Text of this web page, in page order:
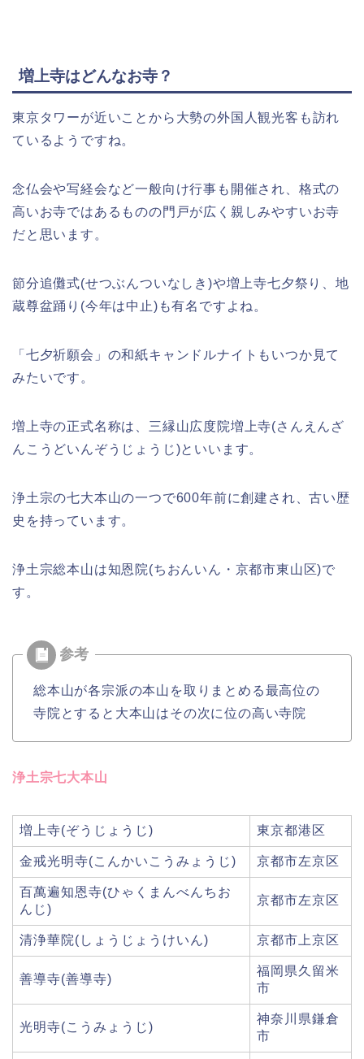
増上寺はどんなお寺？
東京タワーが近いことから大勢の外国人観光客も訪れ
ているようですね。
念仏会や写経会など一般向け行事も開催され、格式の
高いお寺ではあるものの門戸が広く親しみやすいお寺
だと思います。
節分追儺式(せつぶんついなしき)や増上寺七夕祭り、地
蔵尊盆踊り(今年は中止)も有名ですよね。
「七夕祈願会」の和紙キャンドルナイトもいつか見て
みたいです。
増上寺の正式名称は、三縁山広度院増上寺(さんえんざ
んこうどいんぞうじょうじ)といいます。
浄土宗の七大本山の一つで600年前に創建され、古い歴
史を持っています。
浄土宗総本山は知恩院(ちおんいん・京都市東山区)で
す。
総本山が各宗派の本山を取りまとめる最高位の
寺院とすると大本山はその次に位の高い寺院
浄土宗七大本山
増上寺(ぞうじょうじ) 東京都港区
金戒光明寺(こんかいこうみょうじ) 京都市左京区
百萬遍知恩寺(ひゃくまんべんちお
んじ)
京都市左京区
清浄華院(しょうじょうけいん) 京都市上京区
善導寺(善導寺)
福岡県久留米
市
光明寺(こうみょうじ)
神奈川県鎌倉
市